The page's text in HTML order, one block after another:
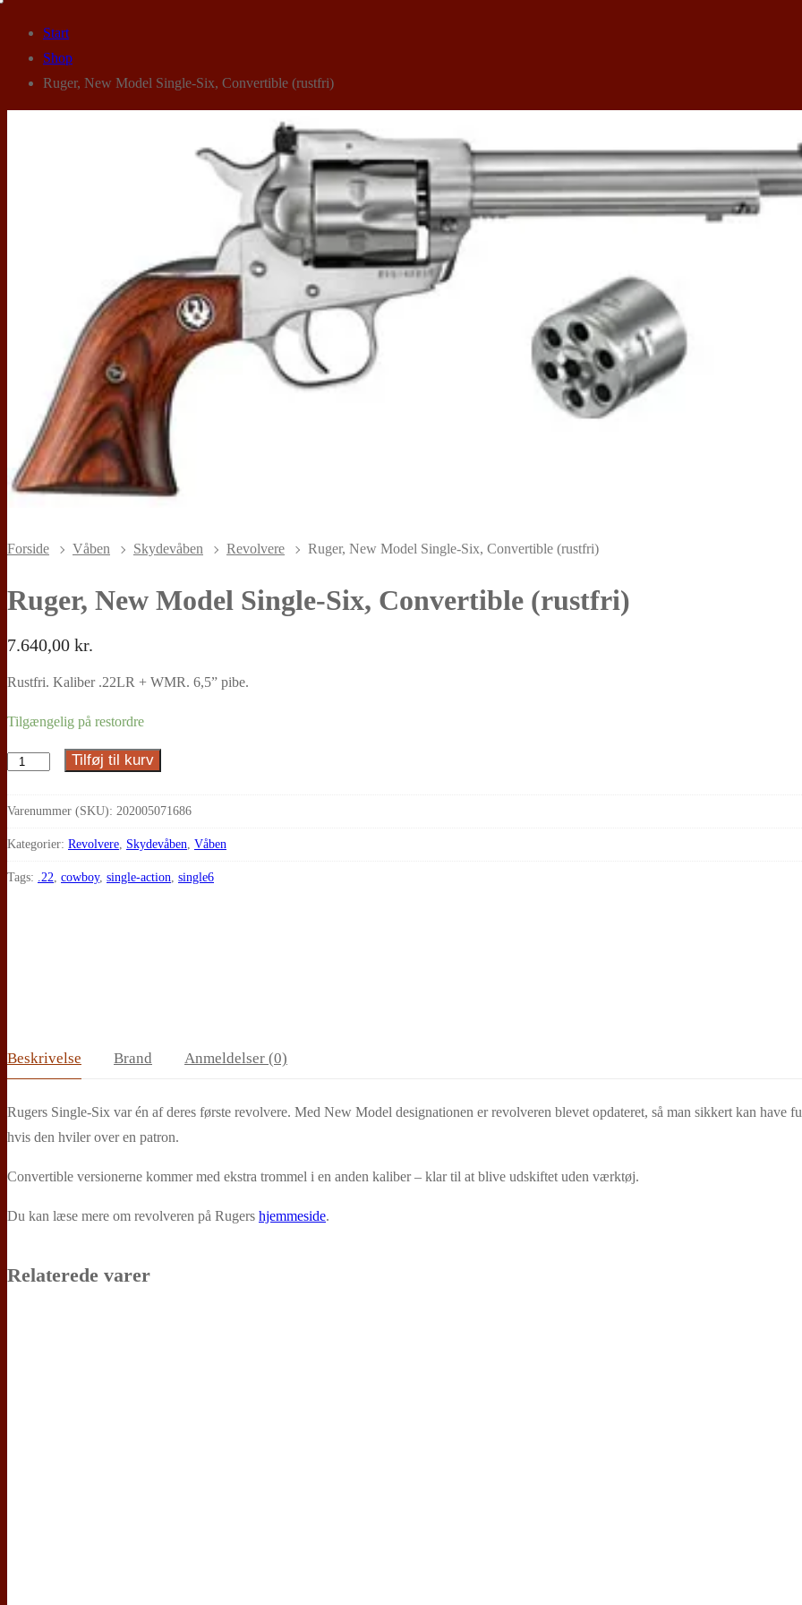
Start
Shop
Ruger, New Model Single-Six, Convertible (rustfri)
Forside Våben Skydevåben Revolvere Ruger, New Model Single-Six, Convertible (rustfri)
Ruger, New Model Single-Six, Convertible (rustfri)
7.640,00 kr.
Rustfri. Kaliber .22LR + WMR. 6,5” pibe.
Tilgængelig på restordre
Ruger,
Model
Convertible
Tilføj til kurv
Varenummer (SKU): 202005071686
Kategorier: Revolvere Skydevåben Våben
Tags: .22 cowboy, single-action single6
Beskrivelse Brand Anmeldelser (0)
Rugers Single-Six var én af deres første revolvere. Med New Model designationen er revolveren blevet opdateret, så man sikkert kan have
hvis den hviler over en patron.
Convertible versionerne kommer med ekstra trommel i en anden kaliber – klar til at blive udskiftet uden værktøj.
Du kan læse mere om revolveren på Rugers hjemmeside.
Relaterede varer